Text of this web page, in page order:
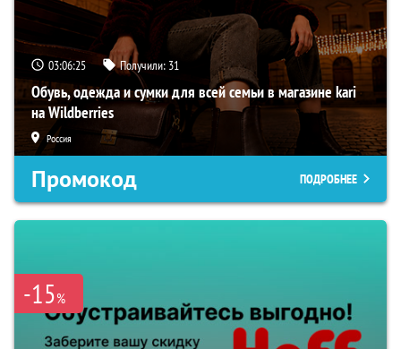
03:06:24 Получили: 31
Обувь, одежда и сумки для всей семьи в магазине kari
на Wildberries
Россия
Промокод ПОДРОБНЕЕ
-15%